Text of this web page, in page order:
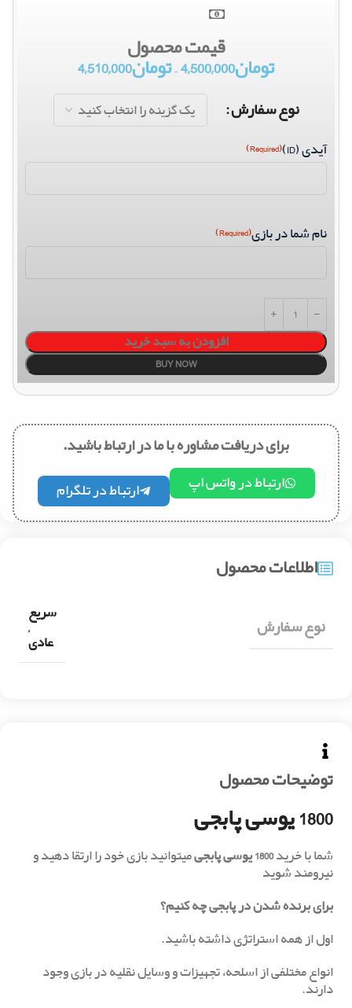
قیمت محصول
تومان4,500,000
–تومان4,510,000
نوع سفارش
آیدی (ID) (Required)
نام شما در بازی(Required)
افزودن به سبد خرید
BUY NOW
برای دریافت مشاوره با ما در ارتباط باشید.
ارتباط در واتس اپ ارتباط در تلگرام
توضیحات محصول
1800 یوسی پابجی
شما با خرید1800 یوسی پابجی
میتوانید بازی خود را ارتقا دهید و
نیرومند شوید
برای برنده شدن در پابجی چه کنیم؟
‏اول از همه استراتژی داشته باشید.
انواع مختلفی از اسلحه، تجهیزات و وسایل نقلیه در بازی وجود
دارند.
اطلاعات محصول
نوع سفارش
سریع
,
عادی